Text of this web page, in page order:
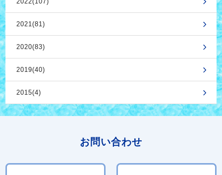
2021(81)
2020(83)
2019(40)
2015(4)
お問い合わせ